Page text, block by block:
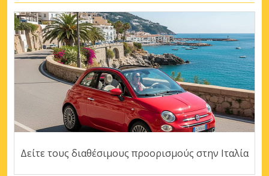
Δείτε τους διαθέσιμους προορισμούς στην Ιταλία